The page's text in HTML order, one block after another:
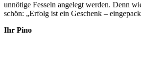
unnötige Fesseln angelegt werden. Denn
schön: „Erfolg ist ein Geschenk –
Ihr Pino